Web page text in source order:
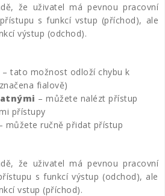
že uživatel má pevnou pracovní
s funkcí vstup (příchod), ale
výstup (odchod).
– tato možnost odloží chybu k
fialově)
– můžete nalézt přístup
přístupy
můžete ručně přidat přístup
že uživatel má pevnou pracovní
s funkcí výstup (odchod), ale
vstup (příchod).